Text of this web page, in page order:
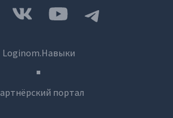
Loginom.Навыки
портал